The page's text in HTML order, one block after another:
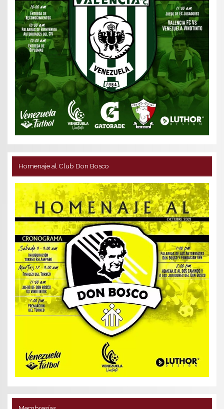
Homenaje al Club Don Bosco